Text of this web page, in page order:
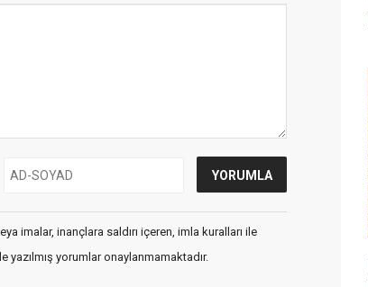
imalar, inançlara saldırı içeren, imla kuralları ile
yazılmış yorumlar onaylanmamaktadır.